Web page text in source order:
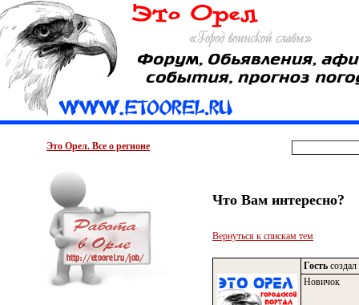
Это Орел. Все о регионе
Что Вам интересно?
Вернуться к спискам тем
Гость
Новичок